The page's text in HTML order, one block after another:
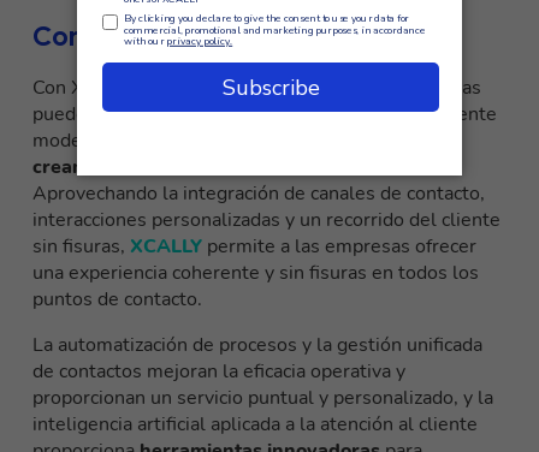
Conclusión
Con XCALLY y su software omnicanal, las empresas
pueden superar los retos de la experiencia del cliente
moderno
creando relaciones duraderas con los clientes.
Aprovechando la integración de canales de contacto,
interacciones personalizadas y un recorrido del cliente
sin fisuras, XCALLY permite a las empresas ofrecer
una experiencia coherente y sin fisuras en todos los
puntos de contacto.
La automatización de procesos y la gestión unificada
de contactos mejoran la eficacia operativa y
proporcionan un servicio puntual y personalizado, y la
inteligencia artificial aplicada a la atención al cliente